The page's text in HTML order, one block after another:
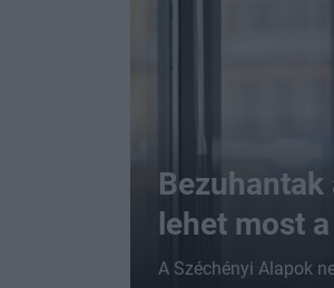
lehet most
A Széchényi Alapok